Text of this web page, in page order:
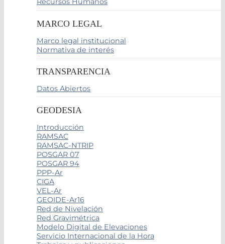
MARCO LEGAL
Marco legal institucional
Normativa de interés
TRANSPARENCIA
Datos Abiertos
GEODESIA
Introducción
RAMSAC
RAMSAC-NTRIP
POSGAR 07
POSGAR 94
PPP-Ar
CIGA
VEL-Ar
GEOIDE-Ar16
Red de Nivelación
Red Gravimétrica
Modelo Digital de Elevaciones
Servicio Internacional de la Hora